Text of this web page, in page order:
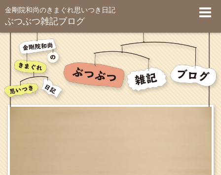
金剛院和尚のきまぐれ思いつき日記
ぶつぶつ雑記ブログ